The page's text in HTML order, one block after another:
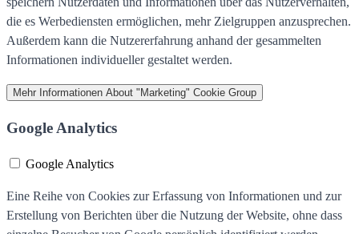
die es Werbediensten ermöglichen, mehr Zielgruppen anzusprechen.
Außerdem kann die Nutzererfahrung anhand der gesammelten
Informationen individueller gestaltet werden.
Mehr Informationen About "Marketing" Cookie Group
Google Analytics
Google Analytics
Eine Reihe von Cookies zur Erfassung von Informationen und zur
Erstellung von Berichten über die Nutzung der Website, ohne dass